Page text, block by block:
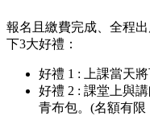
報名且繳費完成、全程
下3大好禮：
好禮 1 : 上課當天
好禮 2 : 課堂上與
青布包。(名額有限